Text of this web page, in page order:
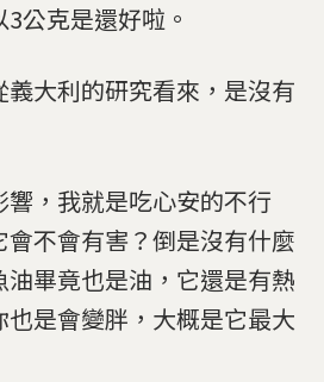
公克是還好啦。
大利的研究看來，是沒有
，我就是吃心安的不行
不會有害？倒是沒有什麼
畢竟也是油，它還是有熱
是會變胖，大概是它最大